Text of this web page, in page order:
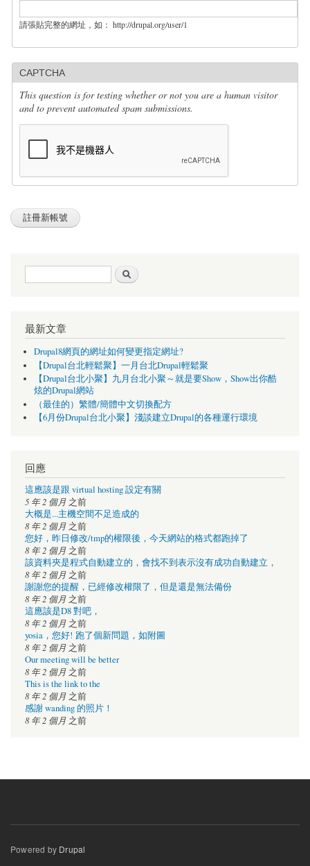
請張貼完整的網址，如： http://drupal.org/user/1
CAPTCHA
This question is for testing whether or not you are a human visitor
and to prevent automated spam submissions.
搜尋表單
最新文章
Drupal8網頁的網址如何變更指定網址?
【Drupal台北輕鬆聚】一月台北Drupal輕鬆聚
【Drupal台北小聚】九月台北小聚～就是要Show，Show出你酷
炫的Drupal網站
（最佳的）繁體/簡體中文切換配方
【6月份Drupal台北小聚】淺談建立Drupal的各種運行環境
回應
這應該是跟 virtual hosting 設定有關
5 年 2 個月 之前
大概是...主機空間不足造成的
8 年 2 個月 之前
您好，昨日修改/tmp的權限後，今天網站的格式都跑掉了
8 年 2 個月 之前
該資料夾是程式自動建立的，會找不到表示沒有成功自動建立，
8 年 2 個月 之前
謝謝您的提醒，已經修改權限了，但是還是無法備份
8 年 2 個月 之前
這應該是D8 對吧，
8 年 2 個月 之前
yosia，您好! 跑了個新問題，如附圖
8 年 2 個月 之前
Our meeting will be better
8 年 2 個月 之前
This is the link to the
8 年 2 個月 之前
感謝 wanding 的照片！
8 年 2 個月 之前
Powered by Drupal